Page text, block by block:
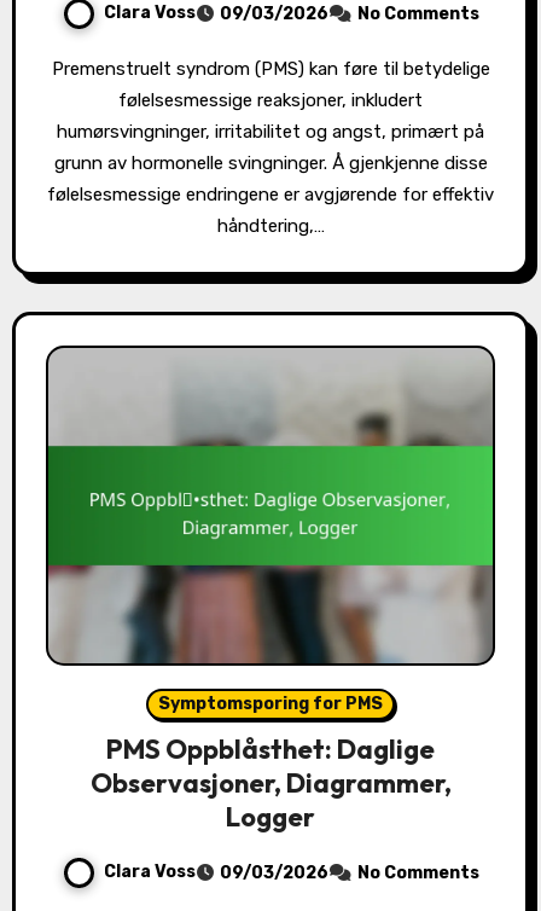
Clara Voss 09/03/2026 No Comments
Premenstruelt syndrom (PMS) kan føre til betydelige
følelsesmessige reaksjoner, inkludert
humørsvingninger, irritabilitet og angst, primært på
grunn av hormonelle svingninger. Å gjenkjenne disse
følelsesmessige endringene er avgjørende for effektiv
håndtering,…
Symptomsporing for PMS
PMS Oppblåsthet: Daglige
Observasjoner, Diagrammer,
Logger
Clara Voss 09/03/2026 No Comments